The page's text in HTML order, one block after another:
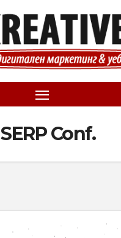
SERP Conf.